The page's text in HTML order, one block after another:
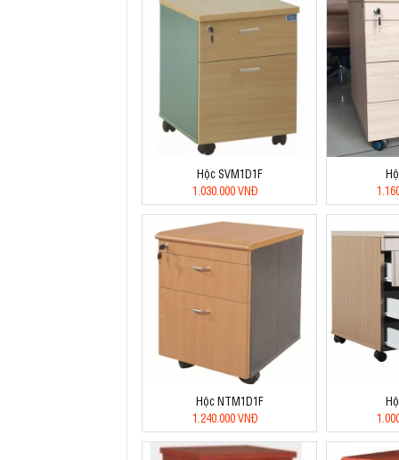
Hộc SVM1D1F
1.030.000 VNĐ
Hộc NTM1D1F
1.240.000 VNĐ